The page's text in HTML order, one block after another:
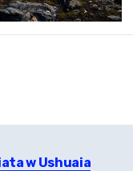
w Ushuaia